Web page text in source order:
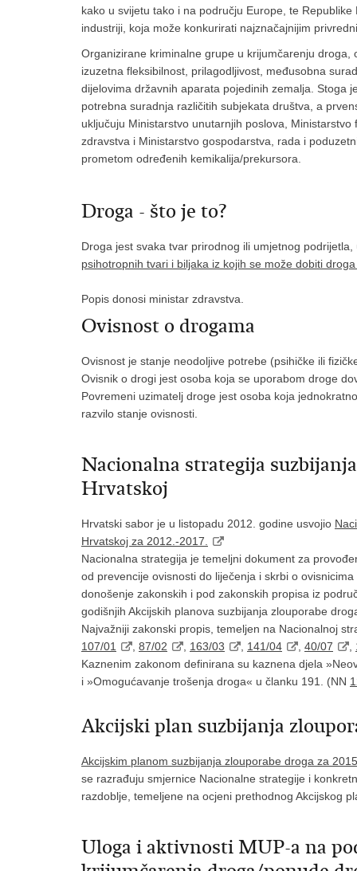
kako u svijetu tako i na području Europe, te
industriji, koja može konkurirati najznačajnijim
Organizirane kriminalne grupe u krijumčarenju
izuzetna fleksibilnost, prilagodljivost, međusobna
dijelovima državnih aparata pojedinih zemalja. Stoga
potrebna suradnja različitih subjekata društva, a
uključuju Ministarstvo unutarnjih poslova,
zdravstva i Ministarstvo gospodarstva, rada i
prometom određenih kemikalija/prekursora.
Droga - što je to?
Droga jest svaka tvar prirodnog ili umjetnog
psihotropnih tvari i biljaka iz kojih se može dobiti
Popis donosi ministar zdravstva.
Ovisnost o drogama
Ovisnost je stanje neodoljive potrebe (psihičke ili
Ovisnik o drogi jest osoba koja se uporabom droge
Povremeni uzimatelj droge jest osoba koja
razvilo stanje ovisnosti.
Nacionalna strategija
Hrvatskoj
Hrvatski sabor je u listopadu 2012. godine usvojio
Hrvatskoj za 2012.-2017.
Nacionalna strategija je temeljni dokument za
od prevencije ovisnosti do liječenja i skrbi o
donošenje zakonskih i pod zakonskih propisa iz
godišnjih Akcijskih planova suzbijanja zlouporabe
Najvažniji zakonski propis, temeljen na Nacionalnoj
107/01
87/02 163/03 141/04 40/07
Kaznenim zakonom definirana su kaznena djela
i »Omogućavanje trošenja droga« u članku 191. (NN
Akcijski plan suzbijanja
Akcijskim planom suzbijanja zlouporabe droga za
se razrađuju smjernice Nacionalne strategije i
razdoblje, temeljene na ocjeni prethodnog Akcijskog
Uloga i aktivnosti MUP-a na